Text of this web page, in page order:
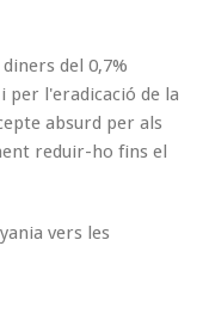
del 0,7%
per l'eradicació de la
absurd per als
reduir-ho fins el
vers les